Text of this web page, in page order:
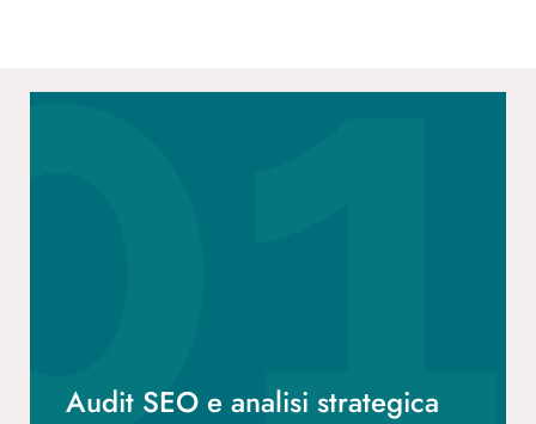
Audit SEO e analisi strategica